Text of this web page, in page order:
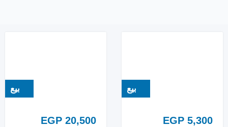
بيع
EGP 5,300
بيع
EGP 20,500